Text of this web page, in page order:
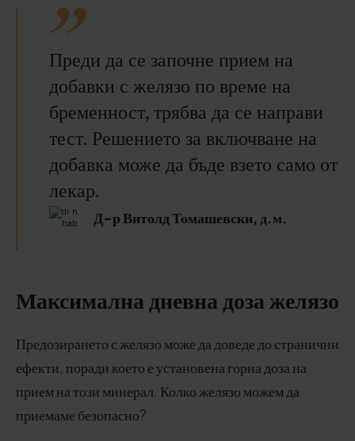
Преди да се започне прием на
добавки с желязо по време на
бременност, трябва да се направи
тест. Решението за включване на
добавка може да бъде взето само от
лекар.
Д-р Витолд Томашевски, д.м.
Максимална дневна доза желязо
Предозирането с желязо може да доведе до странични
ефекти, поради което е установена горна доза на
прием на този минерал. Колко желязо можем да
приемаме безопасно?